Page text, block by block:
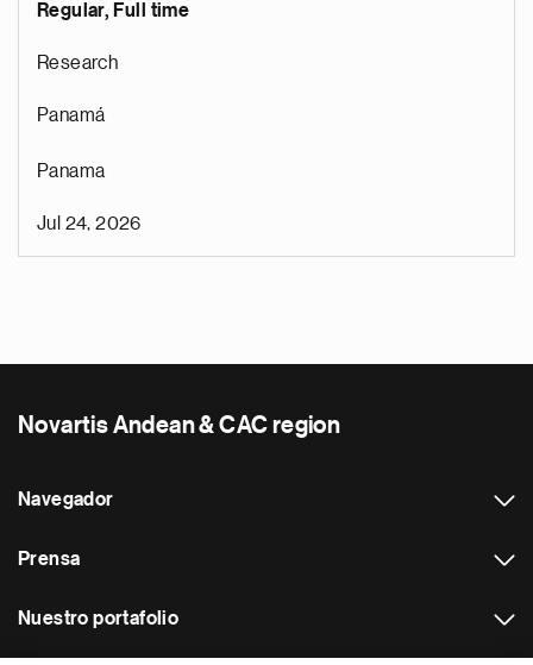
Regular, Full time
Research
Panamá
Panama
Jul 24, 2026
Novartis Andean & CAC region
Navegador
Prensa
Nuestro portafolio